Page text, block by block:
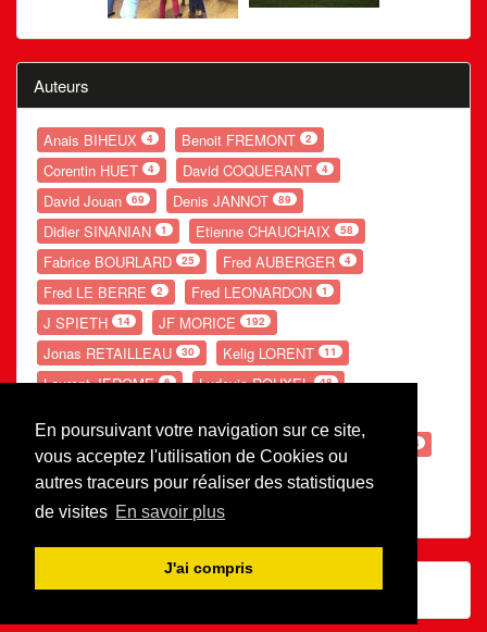
En poursuivant votre navigation sur ce site,
vous acceptez l'utilisation de Cookies ou
autres traceurs pour réaliser des statistiques
de visites En savoir plus
J'ai compris
Auteurs
Anais BIHEUX 4 Benoit FREMONT 2
Corentin HUET 4 David COQUERANT 4
David Jouan 69 Denis JANNOT 89
Didier SINANIAN 1 Etienne CHAUCHAIX 58
Fabrice BOURLARD 25 Fred AUBERGER 4
Fred LE BERRE 2 Fred LEONARDON 1
J SPIETH 14 JF MORICE 192
Jonas RETAILLEAU 30 Kelig LORENT 11
Laurent JEROME 6 Ludovic ROUXEL 48
Ronan POUPON S LEBE Théo POTIER 54
Valentin PERRE Valerie AUGOT 29
Xavier Gauthier
© Rugby Club Redonnais | Archives 2007-2023